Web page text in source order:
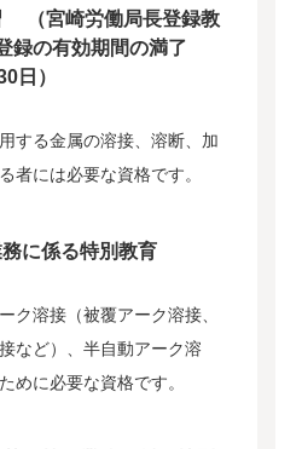
（宮崎労働局長登録教
の有効期間の満了
日）
する金属の溶接、溶断、加
者には必要な資格です。
に係る特別教育
ク溶接（被覆アーク溶接、
など）、半自動アーク溶
めに必要な資格です。